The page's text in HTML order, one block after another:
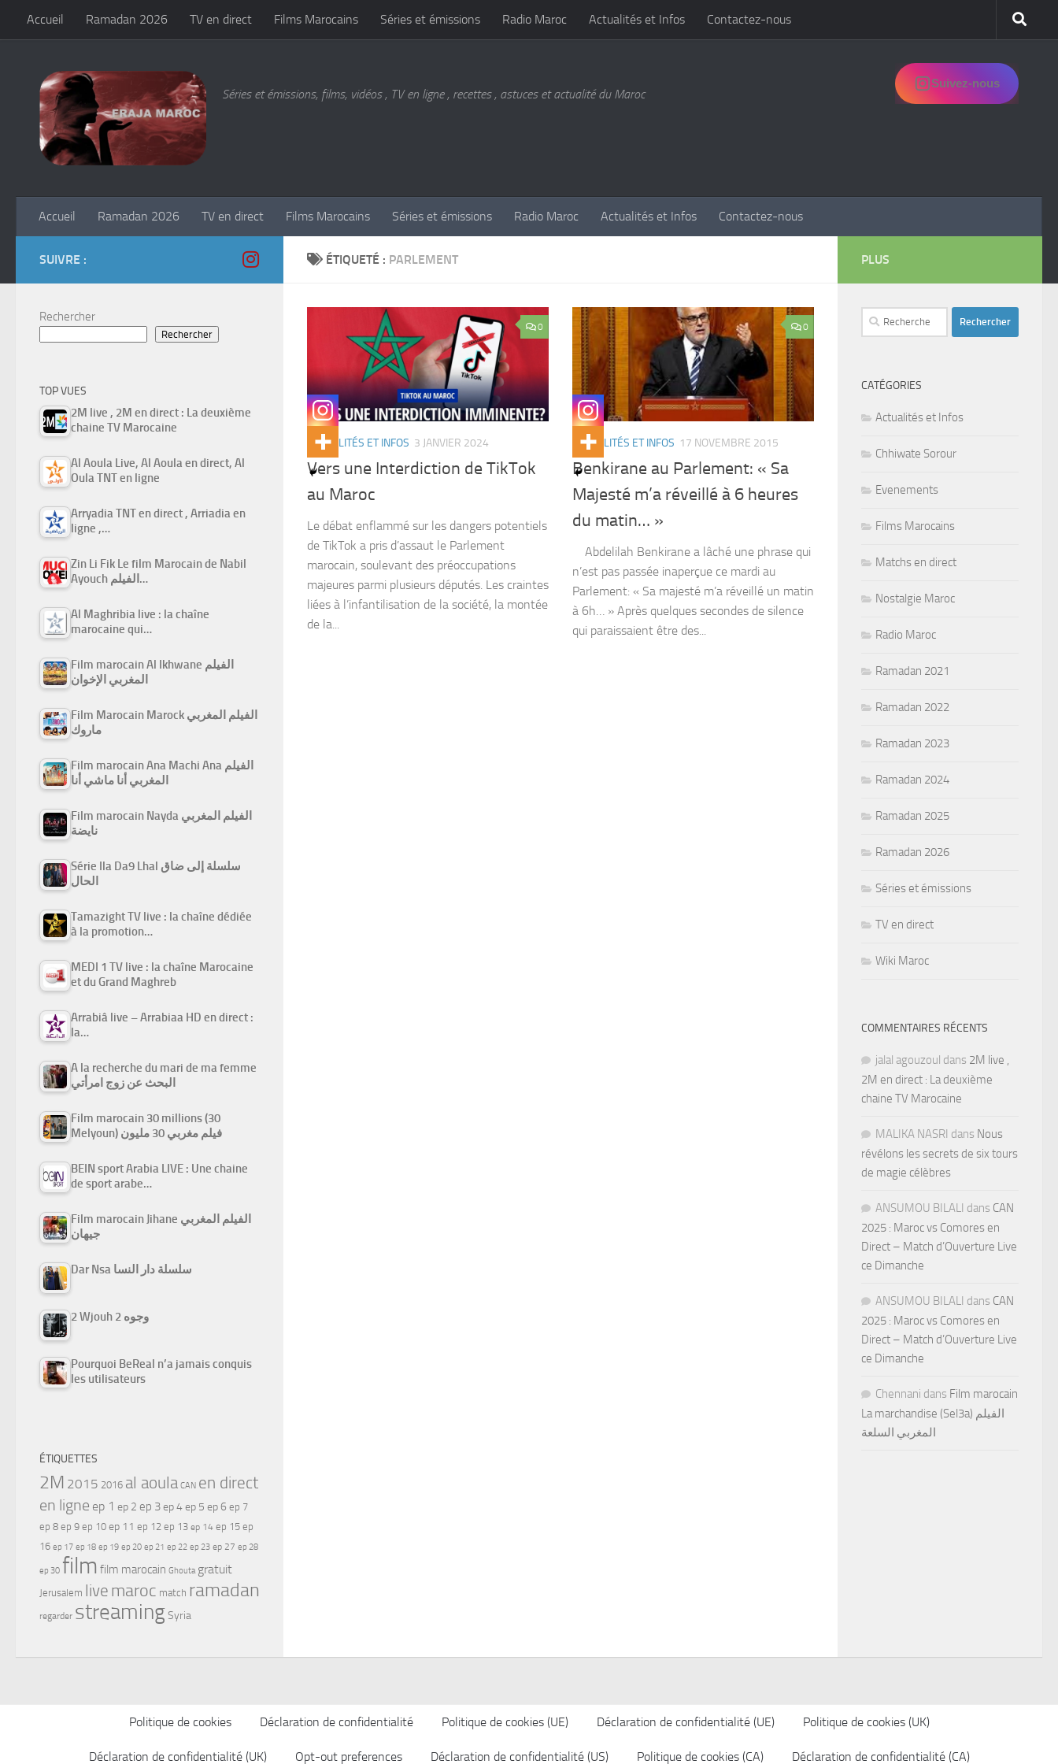
Skip to content
Accueil Ramadan 2026 TV en direct Films Marocains Séries et émissions Radio Maroc Actualités et Infos Contactez-nous
Séries et émissions, films, vidéos , TV en ligne , recettes , astuces et actualité du Maroc
Suivez-nous
Accueil Ramadan 2026 TV en direct Films Marocains Séries et émissions Radio Maroc Actualités et Infos Contactez-nous
ÉTIQUETÉ : PARLEMENT
0
ACTUALITÉS ET INFOS 3 JANVIER 2024
Vers une Interdiction de TikTok
au Maroc
Le débat enflammé sur les dangers potentiels
de TikTok a pris d’assaut le Parlement
marocain, soulevant des préoccupations
majeures parmi plusieurs députés. Les craintes
liées à l’infantilisation de la société, la montée
de la...
0
ACTUALITÉS ET INFOS 17 NOVEMBRE 2015
Benkirane au Parlement: « Sa
Majesté m’a réveillé à 6 heures
du matin… »
Abdelilah Benkirane a lâché une phrase qui
n’est pas passée inaperçue ce mardi au
Parlement: « Sa majesté m’a réveillé un matin
à 6h… » Après quelques secondes de silence
qui paraissaient être des...
SUIVRE :
Rechercher
Rechercher
TOP VUES
2M live , 2M en direct : La deuxième
chaine TV Marocaine
Al Aoula Live, Al Aoula en direct, Al
Oula TNT en ligne
Arryadia TNT en direct , Arriadia en
ligne ,…
Zin Li Fik Le film Marocain de Nabil
Ayouch الفيلم…
Al Maghribia live : la chaîne
marocaine qui…
Film marocain Al Ikhwane الفيلم
المغربي الإخوان
Film Marocain Marock الفيلم المغربي
ماروك
Film marocain Ana Machi Ana الفيلم
المغربي أنا ماشي أنا
Film marocain Nayda الفيلم المغربي
نايضة
Série Ila Da9 Lhal سلسلة إلى ضاق
الحال
Tamazight TV live : la chaîne dédiée
à la promotion…
MEDI 1 TV live : la chaîne Marocaine
et du Grand Maghreb
Arrabiâ live – Arrabiaa HD en direct :
la…
A la recherche du mari de ma femme
البحث عن زوج امرأتي
Film marocain 30 millions (30
Melyoun) فيلم مغربي 30 مليون
BEIN sport Arabia LIVE : Une chaine
de sport arabe…
Film marocain Jihane الفيلم المغربي
جيهان
Dar Nsa سلسلة دار النسا
2 Wjouh 2 وجوه
Pourquoi BeReal n’a jamais conquis
les utilisateurs
ÉTIQUETTES
2M 2015 2016 al aoula CAN en direct
en ligne ep 1 ep 2 ep 3ep 4ep 5 ep 6 ep 7
ep 8 ep 9 ep 10 ep 11 ep 12 ep 13 ep 14 ep 15 ep
16 ep 17 ep 18 ep 19 ep 20 ep 21 ep 22 ep 23 ep 27 ep 28
ep 30 film film marocain Ghouta gratuit
Jerusalem live maroc match ramadan
regarder streamingSyria
PLUS
Rechercher :
CATÉGORIES
Actualités et Infos
Chhiwate Sorour
Evenements
Films Marocains
Matchs en direct
Nostalgie Maroc
Radio Maroc
Ramadan 2021
Ramadan 2022
Ramadan 2023
Ramadan 2024
Ramadan 2025
Ramadan 2026
Séries et émissions
TV en direct
Wiki Maroc
COMMENTAIRES RÉCENTS
jalal agouzoul dans 2M live ,
2M en direct : La deuxième
chaine TV Marocaine
MALIKA NASRI dans Nous
révélons les secrets de six tours
de magie célèbres
ANSUMOU BILALI dans CAN
2025 : Maroc vs Comores en
Direct – Match d’Ouverture Live
ce Dimanche
ANSUMOU BILALI dans CAN
2025 : Maroc vs Comores en
Direct – Match d’Ouverture Live
ce Dimanche
Chennani dans Film marocain
La marchandise (Sel3a) الفيلم
المغربي السلعة
Politique de cookies Déclaration de confidentialité Politique de cookies (UE) Déclaration de confidentialité (UE) Politique de cookies (UK)
Déclaration de confidentialité (UK) Opt-out preferences Déclaration de confidentialité (US) Politique de cookies (CA) Déclaration de confidentialité (CA)